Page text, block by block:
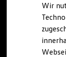
Batterie
Wir